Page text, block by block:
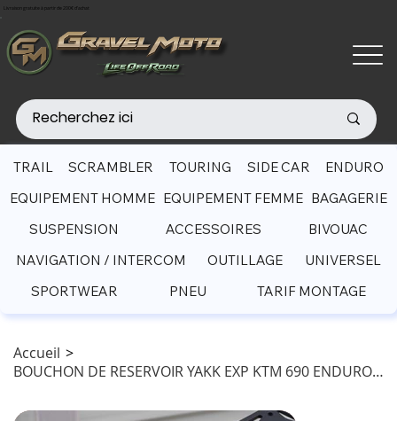
Livraison gratuite à partir de 200€ d'achat
Accueil >
BOUCHON DE RESERVOIR YAKK EXP KTM 690 ENDURO (2019- )
TRAIL SCRAMBLER TOURING SIDE CAR
ENDURO
EQUIPEMENT HOMME EQUIPEMENT FEMME BAGAGERIE
SUSPENSION
ACCESSOIRES
BIVOUAC
NAVIGATION / INTERCOM
OUTILLAGE
UNIVERSEL
SPORTWEAR
PNEU TARIF MONTAGE